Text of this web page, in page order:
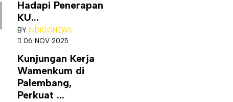
Hadapi Penerapan
KU...
BY INDIGONEWS
06 NOV 2025
Kunjungan Kerja
Wamenkum di
Palembang,
Perkuat ...